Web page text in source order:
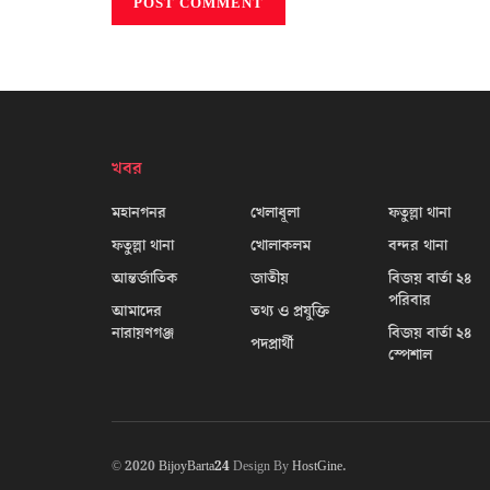
খবর
মহানগনর
ফতুল্লা থানা
আন্তর্জাতিক
আমাদের
নারায়ণগঞ্জ
খেলাধূলা
খোলাকলম
জাতীয়
তথ্য ও প্রযুক্তি
পদপ্রার্থী
ফতুল্লা থানা
বন্দর থানা
বিজয় বার্তা ২৪
পরিবার
বিজয় বার্তা ২৪
স্পেশাল
© 2020BijoyBarta24Design ByHostGine.